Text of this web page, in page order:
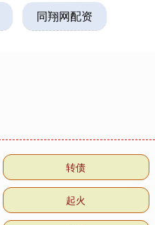
同翔网配资
转债
起火